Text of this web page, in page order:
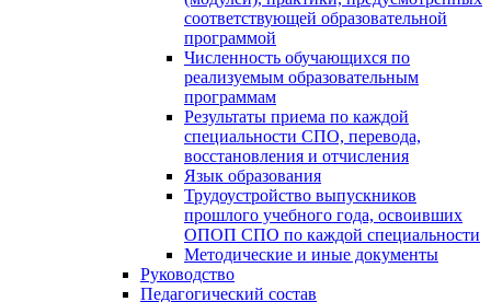
соответствующей образовательной
программой
Численность обучающихся по
реализуемым образовательным
программам
Результаты приема по каждой
специальности СПО, перевода,
восстановления и отчисления
Язык образования
Трудоустройство выпускников
прошлого учебного года, освоивших
ОПОП СПО по каждой специальности
Методические и иные документы
Руководство
Педагогический состав